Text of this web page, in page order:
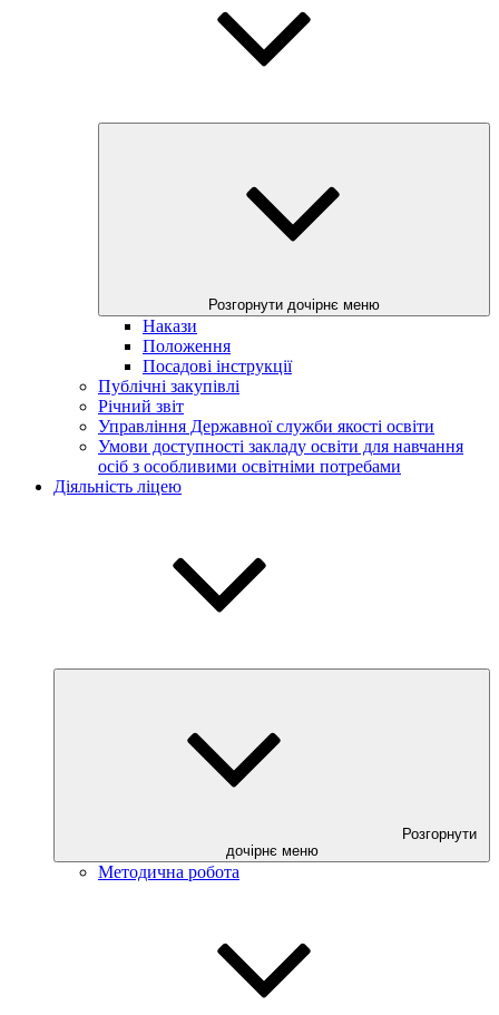
Розгорнути дочірнє меню
Накази
Положення
Посадові інструкції
Публічні закупівлі
Річний звіт
Управління Державної служби якості освіти
Умови доступності закладу освіти для навчання
осіб з особливими освітніми потребами
Діяльність ліцею
Розгорнути
дочірнє меню
Методична робота